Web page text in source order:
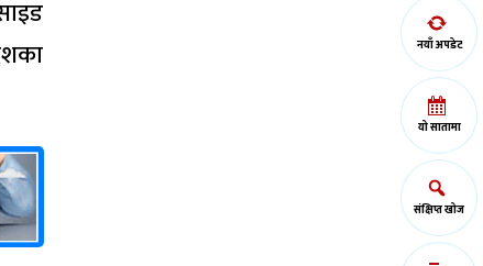
नयाँ अपडेट
यो सातामा
संक्षिप्त खोज